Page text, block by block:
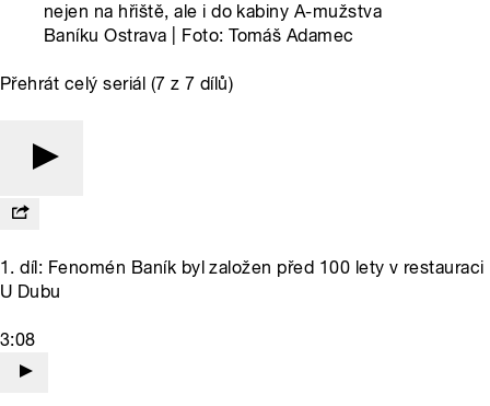
nejen na hřiště, ale i do kabiny A-mužstva
Baníku Ostrava | Foto: Tomáš Adamec
Přehrát celý seriál (7 z 7 dílů)
1. díl: Fenomén Baník byl založen před 100 lety v restauraci
U Dubu
3:08